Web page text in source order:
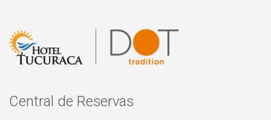
Central de Reservas